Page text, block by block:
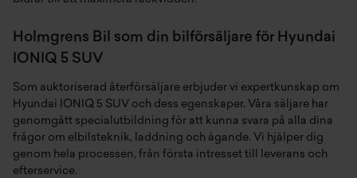
Holmgrens Bil som din bilförsäljare för Hyundai
IONIQ 5 SUV
Som auktoriserad återförsäljare erbjuder vi expertkunskap om
Hyundai IONIQ 5 SUV och dess egenskaper. Våra säljare har
genomgått specialutbildning för att kunna svara på alla dina
frågor om elbilsteknik, laddning och ägande. Vi hjälper dig
genom hela processen, från första intresset till leverans och
efterservice.